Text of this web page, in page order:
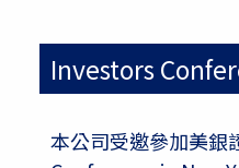
Investors
本公司受邀參加美銀